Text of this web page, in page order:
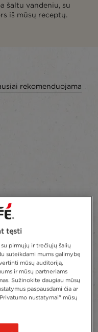
šaltu vandeniu, su
iš mūsų receptų.
rekomenduojama
tęsti
pirmųjų ir trečiųjų šalių
suteikdami mums galimybę
mūsų auditoriją,
ir mūsų partneriams
Sužinokite daugiau mūsų
paspausdami čia ar
nustatymai" mūsų